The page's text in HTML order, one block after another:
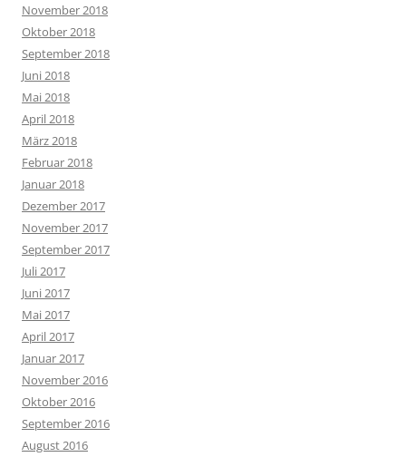
November 2018
Oktober 2018
September 2018
Juni 2018
Mai 2018
April 2018
März 2018
Februar 2018
Januar 2018
Dezember 2017
November 2017
September 2017
Juli 2017
Juni 2017
Mai 2017
April 2017
Januar 2017
November 2016
Oktober 2016
September 2016
August 2016